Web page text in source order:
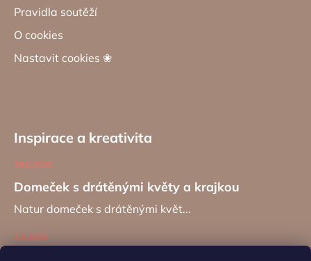
Pravidla soutěží
O cookies
Nastavit cookies ❀
Inspirace a kreativita
Domeček s drátěnými květy a krajkou
19.6.2026
Natur domeček s drátěnými květ...
2.4.2026